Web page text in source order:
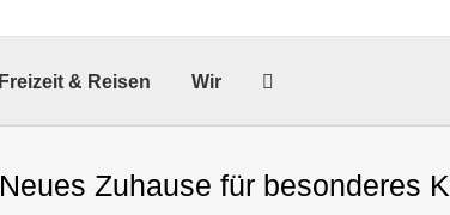
Freizeit & Reisen Wir
Neues Zuhause für besonderes